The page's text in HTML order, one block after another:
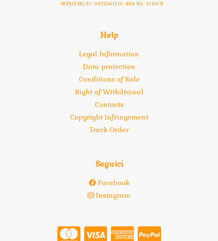
HOPLIX SRL P.I.: 09217461210 - REA: NA - 1016678
Help
Legal Information
Data protection
Conditions of Sale
Right of Withdrawal
Contacts
Copyright Infringement
Track Order
Seguici
Facebook
Instagram